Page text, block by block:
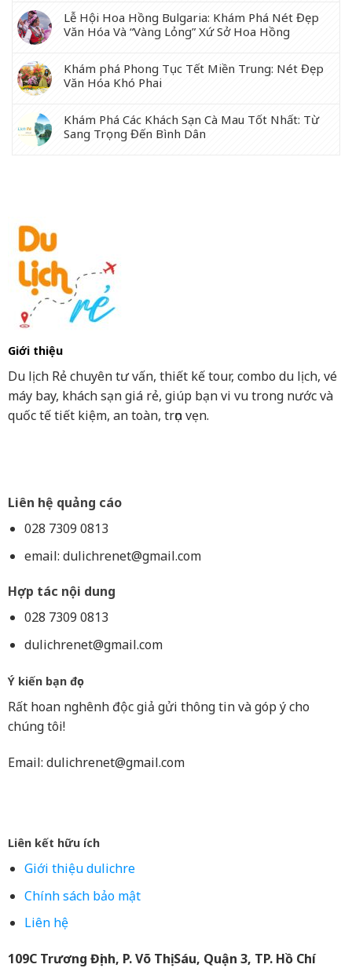
Lễ Hội Hoa Hồng Bulgaria: Khám Phá Nét Đẹp
Văn Hóa Và “Vàng Lỏng” Xứ Sở Hoa Hồng
Khám phá Phong Tục Tết Miền Trung: Nét Đẹp
Văn Hóa Khó Phai
Khám Phá Các Khách Sạn Cà Mau Tốt Nhất: Từ
Sang Trọng Đến Bình Dân
Giới thiệu
Du lịch Rẻ chuyên tư vấn, thiết kế tour, combo du lịch, vé
máy bay, khách sạn giá rẻ, giúp bạn vi vu trong nước và
quốc tế tiết kiệm, an toàn, trọn vẹn.
Liên hệ quảng cáo
028 7309 0813
email: dulichrenet@gmail.com
Hợp tác nội dung
028 7309 0813
dulichrenet@gmail.com
Ý kiến bạn đọc
Rất hoan nghênh độc giả gửi thông tin và góp ý cho
chúng tôi!
Email: dulichrenet@gmail.com
Liên kết hữu ích
Giới thiệu dulichre
Chính sách bảo mật
Liên hệ
109C Trương Định, P. Võ Thị Sáu, Quận 3, TP. Hồ Chí